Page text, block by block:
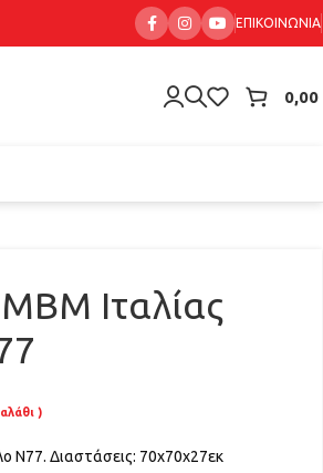
ΕΠΙΚΟΙΝΩΝΊΑ
0,00
Ιταλίας
)
N77. Διαστάσεις: 70χ70χ27εκ